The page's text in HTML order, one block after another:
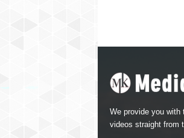
We provide you with
videos straight from